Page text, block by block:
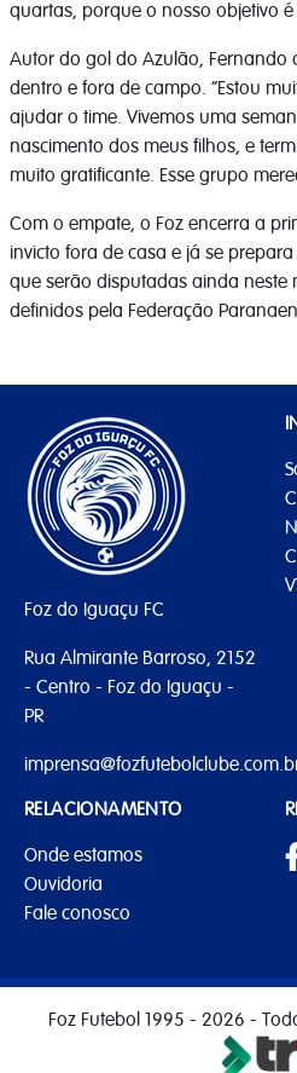
quartas, porque o nosso objetivo é
Autor do gol do Azulão, Fernando
dentro e fora de campo. “Estou
ajudar o time. Vivemos uma
nascimento dos meus filhos, e
muito gratificante. Esse grupo
Com o empate, o Foz encerra a
invicto fora de casa e já se
que serão disputadas ainda neste
definidos pela Federação
Foz do Iguaçu FC
Rua Almirante Barroso, 2152
- Centro - Foz do Iguaçu -
PR
RELACIONAMENTO
Onde estamos
Ouvidoria
Fale conosco
Foz Futebol 1995 - 2026 -